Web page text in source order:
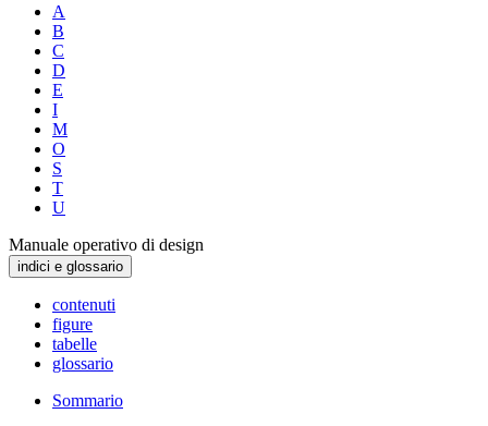
A
B
C
D
E
I
M
O
S
T
U
Manuale operativo di design
indici e glossario
contenuti
figure
tabelle
glossario
Sommario